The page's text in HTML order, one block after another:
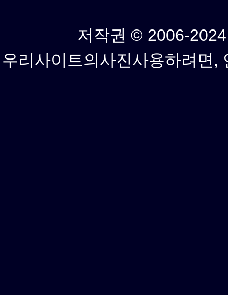
저작권 © 2006-
우리사이트의사진사용하려면,